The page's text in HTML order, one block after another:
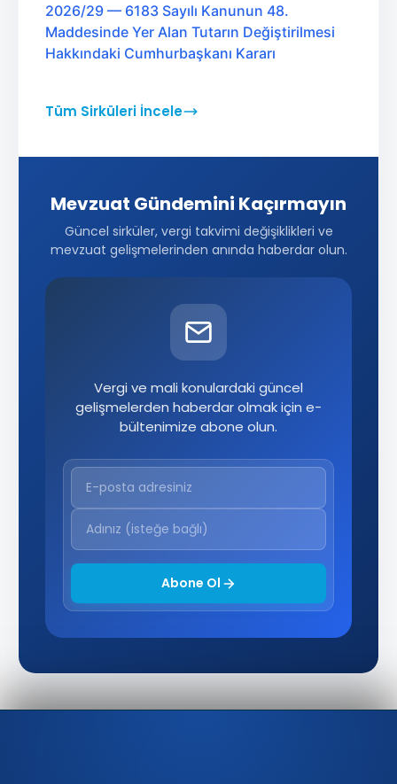
2026/29 — 6183 Sayılı Kanunun 48.
Maddesinde Yer Alan Tutarın Değiştirilmesi
Hakkındaki Cumhurbaşkanı Kararı
Tüm Sirküleri İncele
Mevzuat Gündemini Kaçırmayın
Güncel sirküler, vergi takvimi değişiklikleri ve
mevzuat gelişmelerinden anında haberdar olun.
Vergi ve mali konulardaki güncel
gelişmelerden haberdar olmak için e-
bültenimize abone olun.
Abone Ol